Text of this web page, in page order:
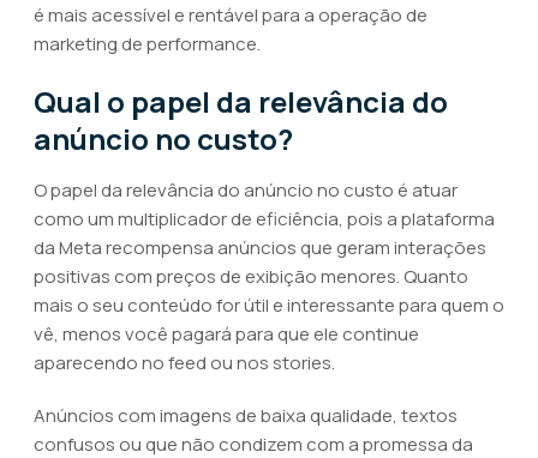
é mais acessível e rentável para a operação de
marketing de performance.
Qual o papel da relevância do
anúncio no custo?
O papel da relevância do anúncio no custo é atuar
como um multiplicador de eficiência, pois a plataforma
da Meta recompensa anúncios que geram interações
positivas com preços de exibição menores. Quanto
mais o seu conteúdo for útil e interessante para quem o
vê, menos você pagará para que ele continue
aparecendo no feed ou nos stories.
Anúncios com imagens de baixa qualidade, textos
confusos ou que não condizem com a promessa da